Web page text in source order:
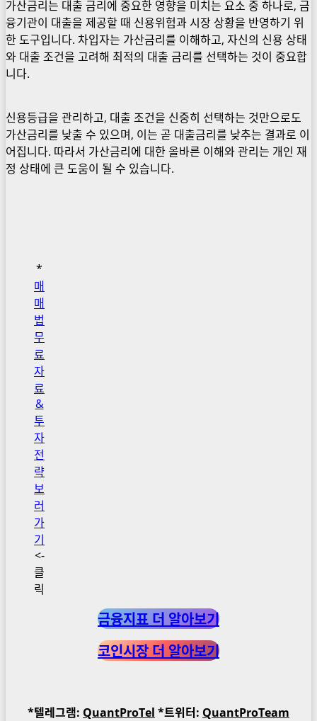
가산금리는 대출 금리에 중요한 영향을 미치는 요소 중 하나로, 금
융기관이 대출을 제공할 때 신용위험과 시장 상황을 반영하기 위
한 도구입니다. 차입자는 가산금리를 이해하고, 자신의 신용 상태
와 대출 조건을 고려해 최적의 대출 금리를 선택하는 것이 중요합
니다.
신용등급을 관리하고, 대출 조건을 신중히 선택하는 것만으로도
가산금리를 낮출 수 있으며, 이는 곧 대출금리를 낮추는 결과로 이
어집니다. 따라서 가산금리에 대한 올바른 이해와 관리는 개인 재
정 상태에 큰 도움이 될 수 있습니다.
*
매
매
법
무
료
자
료
&
투
자
전
략
보
러
가
기
<-
클
릭
금융지표 더 알아보기
코인시장 더 알아보기
*텔레그램: QuantProTel *트위터: QuantProTeam